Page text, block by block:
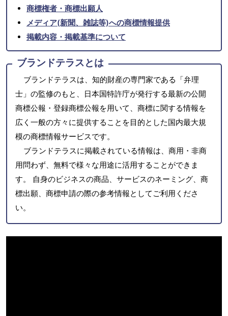
商標権者・商標出願人
メディア(新聞、雑誌等)への商標情報提供
掲載内容・掲載基準について
ブランドテラスとは
ブランドテラスは、知的財産の専門家である「弁理
士」の監修のもと、日本国特許庁が発行する最新の公開
商標公報・登録商標公報を用いて、商標に関する情報を
広く一般の方々に提供することを目的とした国内最大規
模の商標情報サービスです。
ブランドテラスに掲載されている情報は、商用・非商
用問わず、無料で様々な用途に活用することができま
す。 自身のビジネスの商品、サービスのネーミング、商
標出願、商標申請の際の参考情報としてご利用くださ
い。